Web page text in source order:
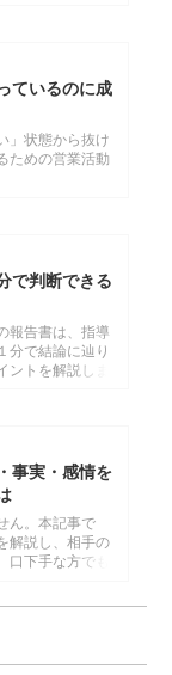
ているのに成
」状態から抜け
ための営業活動
で判断できる
報告書は、指導
分で結論に辿り
トを解説しま
事実・感情を
ん。本記事で
解説し、相手の
下手な方でも